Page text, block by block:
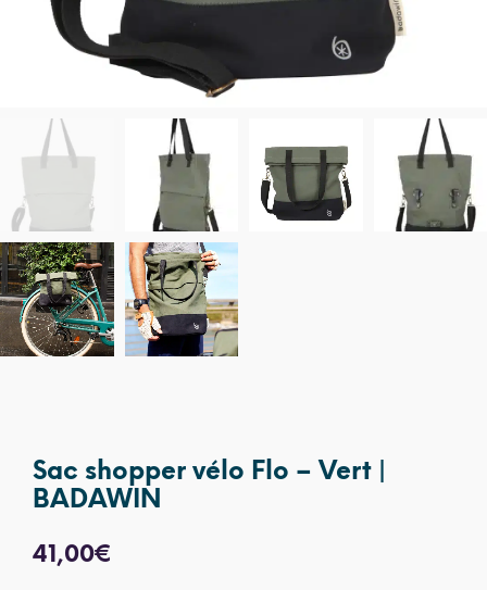
Sac shopper vélo Flo – Vert |
BADAWIN
41,00€